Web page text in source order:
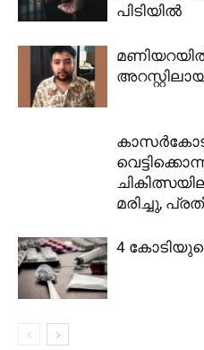
പിടിയില്‍
കാസര്‍കോട്
മരിച്ചു,
4